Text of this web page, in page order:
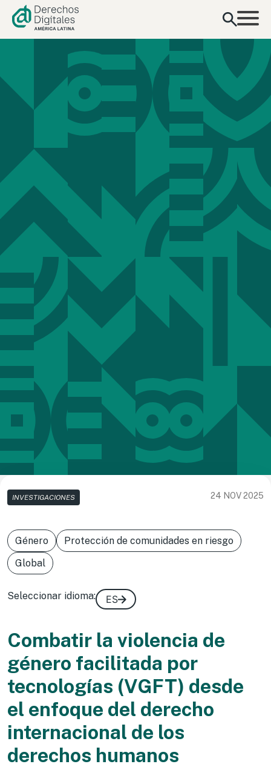
contenido
INVESTIGACIONES 24 NOV 2025
Género
Protección de comunidades en riesgo
Global
Seleccionar idioma: ES
Combatir la violencia de
género facilitada por
tecnologías (VGFT) desde
el enfoque del derecho
internacional de los
derechos humanos